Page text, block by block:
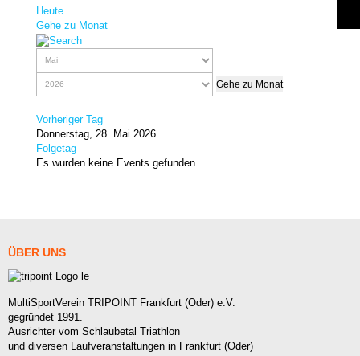
Heute
Gehe zu Monat
Gehe zu Monat
Vorheriger Tag
Donnerstag, 28. Mai 2026
Folgetag
Es wurden keine Events gefunden
ÜBER UNS
MultiSportVerein TRIPOINT Frankfurt (Oder) e.V.
gegründet 1991.
Ausrichter vom Schlaubetal Triathlon
und diversen Laufveranstaltungen in Frankfurt (Oder)